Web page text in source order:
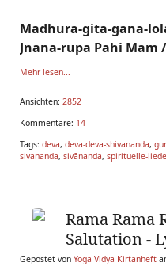
Madhura-gita-gana-
Jnana-rupa Pahi Mam /
Mehr lesen...
Ansichten: 2852
Kommentare: 14
Tags: deva, deva-deva-shivananda,
sivananda, sivānanda, spirituelle-
Rama Rama
Salutation -
Gepostet von Yoga Vidya Kirtanheft